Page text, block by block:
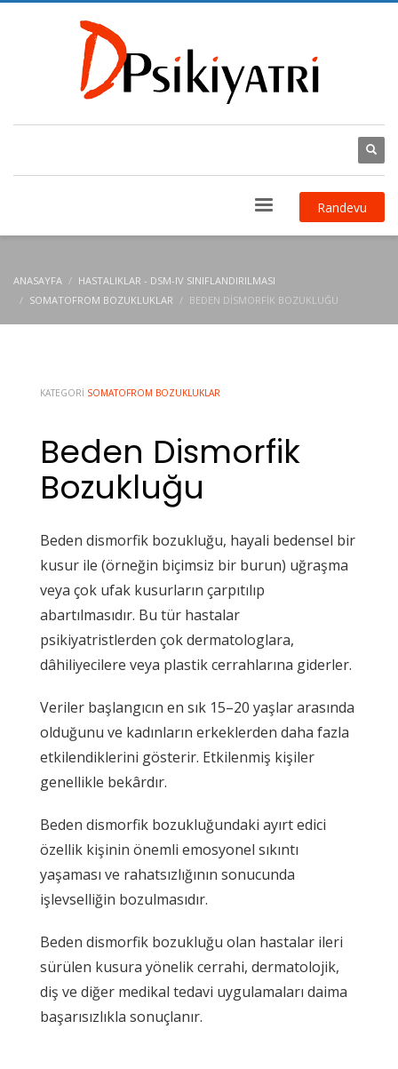
Randevu
ANASAYFA
HASTALIKLAR - DSM-IV SINIFLANDIRILMASI
SOMATOFROM BOZUKLUKLAR
BEDEN DISMORFIK BOZUKLUĞU
KATEGORI SOMATOFROM BOZUKLUKLAR
Beden Dismorfik
Bozukluğu
Beden dismorfik bozukluğu, hayali bedensel bir
kusur ile (örneğin biçimsiz bir burun) uğraşma
veya çok ufak kusurların çarpıtılıp
abartılmasıdır. Bu tür hastalar
psikiyatristlerden çok dermatologlara,
dâhiliyecilere veya plastik cerrahlarına giderler.
Veriler başlangıcın en sık 15–20 yaşlar arasında
olduğunu ve kadınların erkeklerden daha fazla
etkilendiklerini gösterir. Etkilenmiş kişiler
genellikle bekârdır.
Beden dismorfik bozukluğundaki ayırt edici
özellik kişinin önemli emosyonel sıkıntı
yaşaması ve rahatsızlığının sonucunda
işlevselliğin bozulmasıdır.
Beden dismorfik bozukluğu olan hastalar ileri
sürülen kusura yönelik cerrahi, dermatolojik,
diş ve diğer medikal tedavi uygulamaları daima
başarısızlıkla sonuçlanır.